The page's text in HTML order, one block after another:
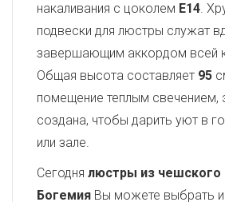
накаливания с цоколем E14.
подвески для люстры служат
завершающим аккордом всей
Общая высота составляет 95
помещение теплым свечением,
создана, чтобы дарить уют в
или зале.
Сегодня люстры из чешского
Богемия Вы можете выбрать и